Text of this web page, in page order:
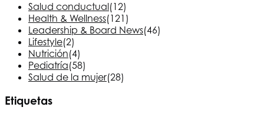
Salud conductual(12)
Health & Wellness(121)
Leadership & Board News(46)
Lifestyle(2)
Nutrición(4)
Pediatría(58)
Salud de la mujer(28)
Etiquetas